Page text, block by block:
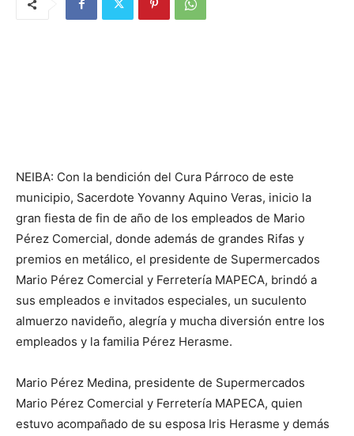
NEIBA: Con la bendición del Cura Párroco de este
municipio, Sacerdote Yovanny Aquino Veras, inicio la
gran fiesta de fin de año de los empleados de Mario
Pérez Comercial, donde además de grandes Rifas y
premios en metálico, el presidente de Supermercados
Mario Pérez Comercial y Ferretería MAPECA, brindó a
sus empleados e invitados especiales, un suculento
almuerzo navideño, alegría y mucha diversión entre los
empleados y la familia Pérez Herasme.
Mario Pérez Medina, presidente de Supermercados
Mario Pérez Comercial y Ferretería MAPECA, quien
estuvo acompañado de su esposa Iris Herasme y demás